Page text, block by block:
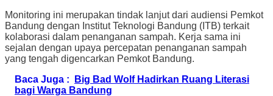
Monitoring ini merupakan tindak lanjut dari audiensi Pemkot
Bandung dengan Institut Teknologi Bandung (ITB) terkait
kolaborasi dalam penanganan sampah. Kerja sama ini
sejalan dengan upaya percepatan penanganan sampah
yang tengah digencarkan Pemkot Bandung.
Baca Juga :
Big Bad Wolf Hadirkan Ruang Literasi
bagi Warga Bandung